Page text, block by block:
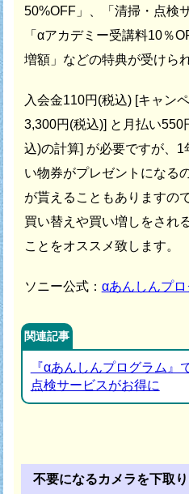
50%OFF」、
「清掃・点検
「αアカデミー受講料10％
増額」などの特典が受けら
入会金110円(税込) [キャン
3,300円(税込)] と 月払い550
込)の計算] が必要ですが、 1
い物券がプレゼントになる
が貰えることもありますので
買い替えや買い増しをされ
ことをオススメ致します。
ソニー公式： αあんしんプロ
関連記事
『αあんしんプログラム』
点検サービスがお得に
不要になるカメラを下取